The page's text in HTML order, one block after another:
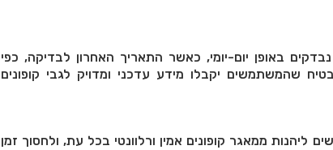
באופן יום-יומי, כאשר התאריך האחרון לבדיקה, כפי
3 בספטמבר 2025. זה מבטיח שהמשתמשים יקבלו מידע עדכני ומדויק לגבי קופונים
ממאגר קופונים אמין ורלוונטי בכל עת, ולחסוך זמן